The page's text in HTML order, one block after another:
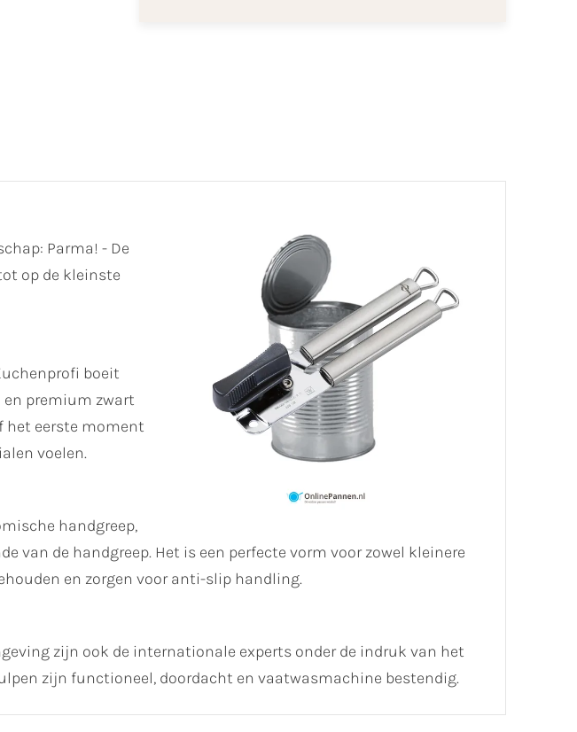
Parma! - De
op de kleinste
boeit
premium zwart
het eerste moment
voelen.
handgreep,
de handgreep. Het is een perfecte vorm voor zowel kleinere
en zorgen voor anti-slip handling.
zijn ook de internationale experts onder de indruk van het
zijn functioneel, doordacht en vaatwasmachine bestendig.